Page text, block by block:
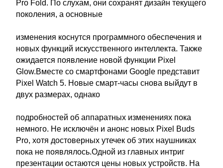
Pro Fold. По слухам, они сохранят дизайн текущего
поколения, а основные
изменения коснутся программного обеспечения и
новых функций искусственного интеллекта. Также
ожидается появление новой функции Pixel
Glow.Вместе со смартфонами Google представит
Pixel Watch 5. Новые смарт-часы снова выйдут в
двух размерах, однако
подробностей об аппаратных изменениях пока
немного. Не исключён и анонс новых Pixel Buds
Pro, хотя достоверных утечек об этих наушниках
пока не появлялось.Одной из главных интриг
презентации остаются цены новых устройств. На